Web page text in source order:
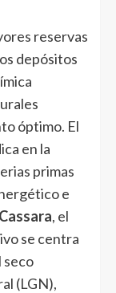
reservas
depósitos
óptimo. El
en la
primas
e
, el
se centra
seco
(LGN),